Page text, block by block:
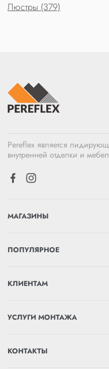
Люстры (379)
Pereflex является
внутренней отделки и
МАГАЗИНЫ
ПОПУЛЯРНОЕ
КЛИЕНТАМ
УСЛУГИ МОНТАЖА
КОНТАКТЫ